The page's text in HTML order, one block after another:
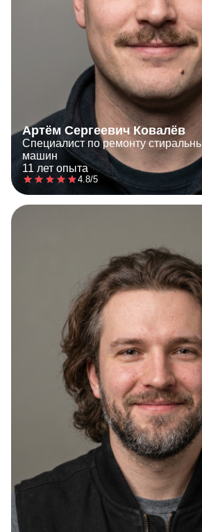
Артём Сергеевич Ковалёв
Специалист по ремонту
машин
11 лет опыта
4.8/5